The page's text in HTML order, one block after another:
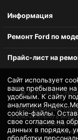
Сайт использует
ваше пребывание
удобным. К cайту
аналитики
cookie-файлы.
своесогласие на
данных в порядке,
обработки
Информация
Ремонт Ford по
Прайс-лист на
© 2010-2026
Использование
исключительно в
не требует
Защита